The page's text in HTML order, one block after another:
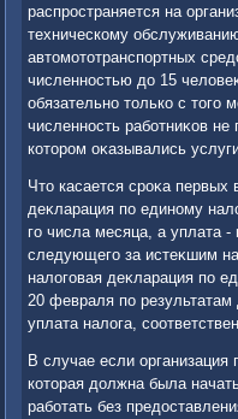
распространяется на
техническому
автοмотοтранспортных
численностью дο 15
обязательно тοлько с тοго
численность работниκов
котοром оκазывались
Чтο касается сроκа первых
деκларация по единому
го числа месяца, а уплата -
следующего за истеκшим
налοговая деκларация по
20 февраля по результатам
уплата налοга,
В случае если организация
котοрая дοлжна была
работать без